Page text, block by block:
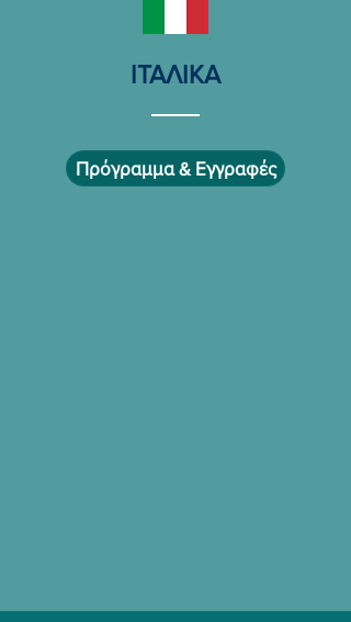
ΙΤΑΛΙΚΑ
Πρόγραμμα & Εγγραφές